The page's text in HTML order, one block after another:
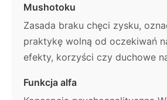
Mushotoku
Zasada braku chęci zysku,
praktykę wolną od oczekiwań
efekty, korzyści czy duchowe
Funkcja alfa